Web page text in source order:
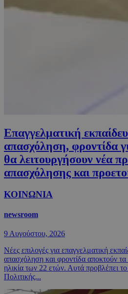
Επαγγελματική
απασχόληση, φροντίδα
θα λειτουργήσουν νέα
απασχόλησης και
ΚΟΙΝΩΝΙΑ
newsroom
9 Αυγούστου, 2026
Νέες επιλογές για επαγγελματική
απασχόληση και φροντίδα αποκτούν
ηλικία των 22 ετών. Αυτά προβλέπει
Πολιτικής...